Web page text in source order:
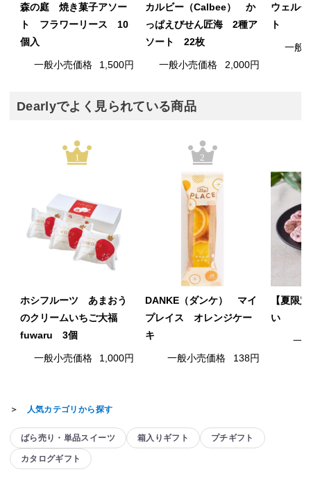
森の庭 焼き菓子アソー
ト フラワーリース 10
個入
一般小売価格 1,500円
カルビー（Calbee） か
っぱえびせん匠海 2種ア
ソート 22枚
一般小売価格 2,000円
ウェル
ト
一般
Dearlyでよく見られている商品
1
ホシフルーツ あまおう
のクリームいちご大福
fuwaru 3個
一般小売価格 1,000円
2
DANKE（ダンケ） マイ
プレイス オレンジケー
キ
一般小売価格 138円
【夏限
い
一
＞ 人気カテゴリから探す
ばら売り・単品スイーツ 箱入りギフト プチギフト
カタログギフト